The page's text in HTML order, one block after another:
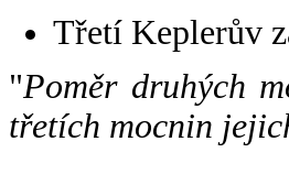
Třetí Keplerův
"Poměr druhých
třetích mocnin